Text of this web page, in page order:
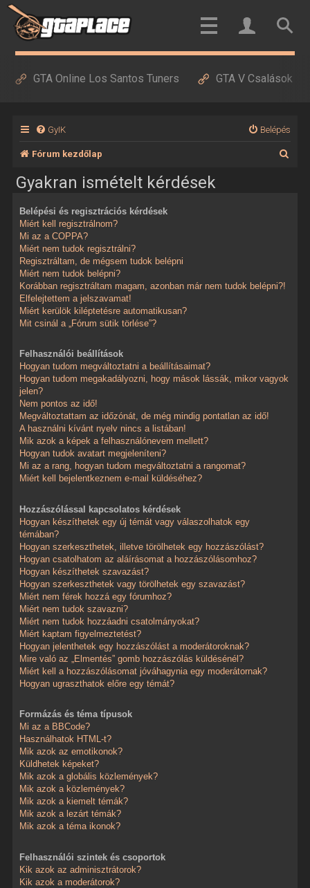
GTA Online Los Santos Tuners GTA V Csalások
GyIK Belépés
Fórum kezdőlap
Gyakran ismételt kérdések
Belépési és regisztrációs kérdések
Miért kell regisztrálnom?
Mi az a COPPA?
Miért nem tudok regisztrálni?
Regisztráltam, de mégsem tudok belépni
Miért nem tudok belépni?
Korábban regisztráltam magam, azonban már nem tudok belépni?!
Elfelejtettem a jelszavamat!
Miért kerülök kiléptetésre automatikusan?
Mit csinál a „Fórum sütik törlése”?
Felhasználói beállítások
Hogyan tudom megváltoztatni a beállításaimat?
Hogyan tudom megakadályozni, hogy mások lássák, mikor vagyok
jelen?
Nem pontos az idő!
Megváltoztattam az időzónát, de még mindig pontatlan az idő!
A használni kívánt nyelv nincs a listában!
Mik azok a képek a felhasználónevem mellett?
Hogyan tudok avatart megjeleníteni?
Mi az a rang, hogyan tudom megváltoztatni a rangomat?
Miért kell bejelentkeznem e-mail küldéséhez?
Hozzászólással kapcsolatos kérdések
Hogyan készíthetek egy új témát vagy válaszolhatok egy
témában?
Hogyan szerkeszthetek, illetve törölhetek egy hozzászólást?
Hogyan csatolhatom az aláírásomat a hozzászólásomhoz?
Hogyan készíthetek szavazást?
Hogyan szerkeszthetek vagy törölhetek egy szavazást?
Miért nem férek hozzá egy fórumhoz?
Miért nem tudok szavazni?
Miért nem tudok hozzáadni csatolmányokat?
Miért kaptam figyelmeztetést?
Hogyan jelenthetek egy hozzászólást a moderátoroknak?
Mire való az „Elmentés” gomb hozzászólás küldésénél?
Miért kell a hozzászólásomat jóváhagynia egy moderátornak?
Hogyan ugraszthatok előre egy témát?
Formázás és téma típusok
Mi az a BBCode?
Használhatok HTML-t?
Mik azok az emotikonok?
Küldhetek képeket?
Mik azok a globális közlemények?
Mik azok a közlemények?
Mik azok a kiemelt témák?
Mik azok a lezárt témák?
Mik azok a téma ikonok?
Felhasználói szintek és csoportok
Kik azok az adminisztrátorok?
Kik azok a moderátorok?